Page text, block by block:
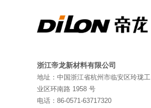
浙江帝龙新材料有限公司
地址：中国浙江省杭州市临安区玲珑工
业区环南路 1958 号
电话：86-0571-63717320